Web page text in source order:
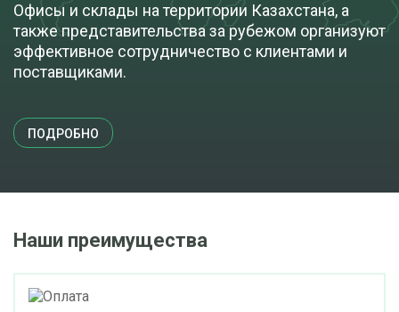
Офисы и склады на территории Казахстана, а
также представительства за рубежом организуют
эффективное сотрудничество с клиентами и
поставщиками.
ПОДРОБНО
Наши преимущества